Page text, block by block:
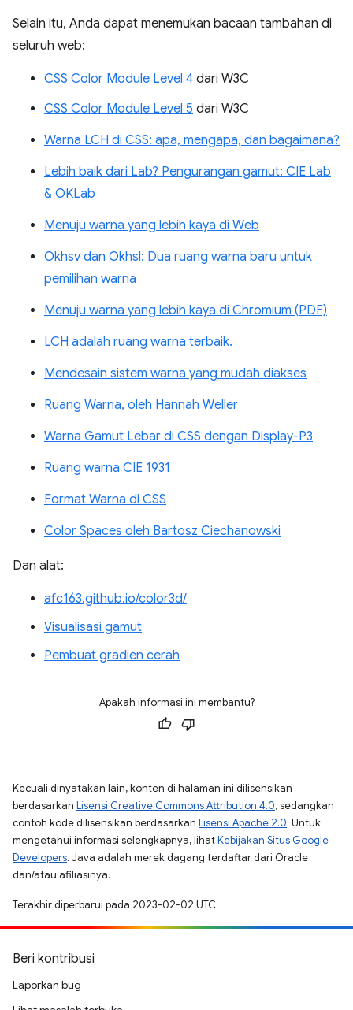
Selain itu, Anda dapat menemukan bacaan tambahan di
seluruh web:
CSS Color Module Level 4 dari W3C
CSS Color Module Level 5 dari W3C
Warna LCH di CSS: apa, mengapa, dan bagaimana?
Lebih baik dari Lab? Pengurangan gamut: CIE Lab
& OKLab
Menuju warna yang lebih kaya di Web
Okhsv dan Okhsl: Dua ruang warna baru untuk
pemilihan warna
Menuju warna yang lebih kaya di Chromium (PDF)
LCH adalah ruang warna terbaik.
Mendesain sistem warna yang mudah diakses
Ruang Warna, oleh Hannah Weller
Warna Gamut Lebar di CSS dengan Display-P3
Ruang warna CIE 1931
Format Warna di CSS
Color Spaces oleh Bartosz Ciechanowski
Dan alat:
afc163.github.io/color3d/
Visualisasi gamut
Pembuat gradien cerah
Apakah informasi ini membantu?
Kecuali dinyatakan lain, konten di halaman ini dilisensikan
berdasarkan Lisensi Creative Commons Attribution 4.0, sedangkan
contoh kode dilisensikan berdasarkan Lisensi Apache 2.0. Untuk
mengetahui informasi selengkapnya, lihatKebijakan Situs Google
Developers. Java adalah merek dagang terdaftar dari Oracle
dan/atau afiliasinya.
Terakhir diperbarui pada 2023-02-02 UTC.
Beri kontribusi
Laporkan bug